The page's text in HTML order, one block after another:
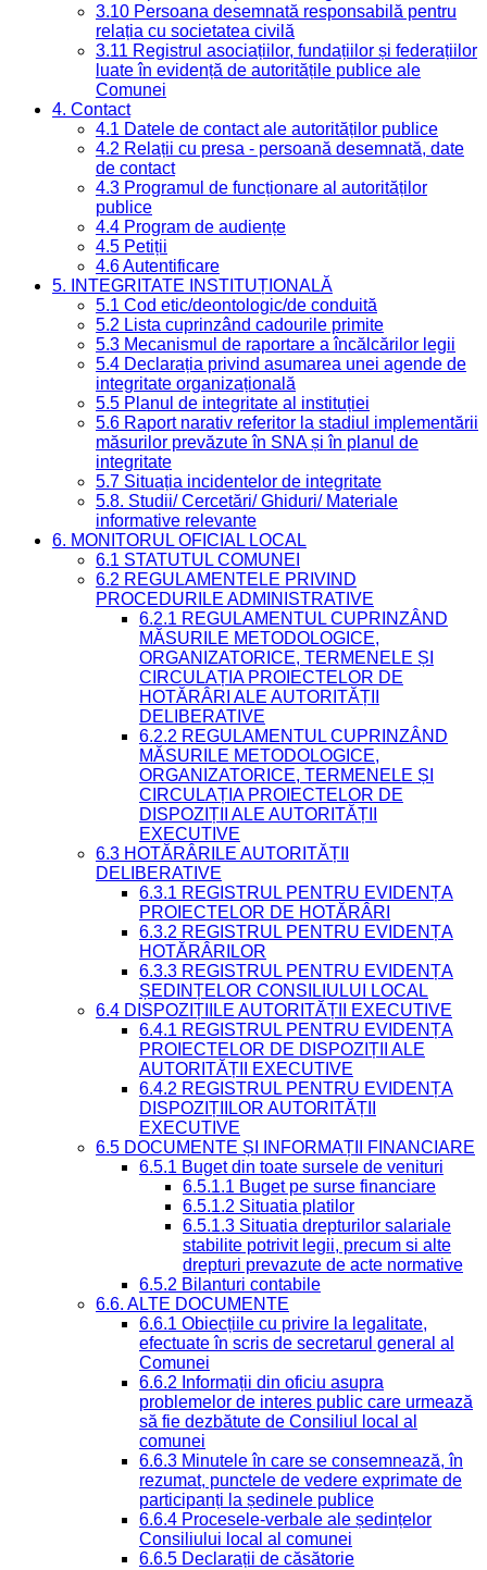
3.10 Persoana desemnată responsabilă pentru
relația cu societatea civilă
3.11 Registrul asociațiilor, fundațiilor și federațiilor
luate în evidență de autoritățile publice ale
Comunei
4. Contact
4.1 Datele de contact ale autorităților publice
4.2 Relații cu presa - persoană desemnată, date
de contact
4.3 Programul de funcționare al autorităților
publice
4.4 Program de audiențe
4.5 Petiții
4.6 Autentificare
5. INTEGRITATE INSTITUȚIONALĂ
5.1 Cod etic/deontologic/de conduită
5.2 Lista cuprinzând cadourile primite
5.3 Mecanismul de raportare a încălcărilor legii
5.4 Declarația privind asumarea unei agende de
integritate organizațională
5.5 Planul de integritate al instituției
5.6 Raport narativ referitor la stadiul implementării
măsurilor prevăzute în SNA și în planul de
integritate
5.7 Situația incidentelor de integritate
5.8. Studii/ Cercetări/ Ghiduri/ Materiale
informative relevante
6. MONITORUL OFICIAL LOCAL
6.1 STATUTUL COMUNEI
6.2 REGULAMENTELE PRIVIND
PROCEDURILE ADMINISTRATIVE
6.2.1 REGULAMENTUL CUPRINZÂND
MĂSURILE METODOLOGICE,
ORGANIZATORICE, TERMENELE ȘI
CIRCULAȚIA PROIECTELOR DE
HOTĂRÂRI ALE AUTORITĂȚII
DELIBERATIVE
6.2.2 REGULAMENTUL CUPRINZÂND
MĂSURILE METODOLOGICE,
ORGANIZATORICE, TERMENELE ȘI
CIRCULAȚIA PROIECTELOR DE
DISPOZIȚII ALE AUTORITĂȚII
EXECUTIVE
6.3 HOTĂRÂRILE AUTORITĂȚII
DELIBERATIVE
6.3.1 REGISTRUL PENTRU EVIDENȚA
PROIECTELOR DE HOTĂRÂRI
6.3.2 REGISTRUL PENTRU EVIDENȚA
HOTĂRÂRILOR
6.3.3 REGISTRUL PENTRU EVIDENȚA
ȘEDINȚELOR CONSILIULUI LOCAL
6.4 DISPOZIȚIILE AUTORITĂȚII EXECUTIVE
6.4.1 REGISTRUL PENTRU EVIDENȚA
PROIECTELOR DE DISPOZIȚII ALE
AUTORITĂȚII EXECUTIVE
6.4.2 REGISTRUL PENTRU EVIDENȚA
DISPOZIȚIILOR AUTORITĂȚII
EXECUTIVE
6.5 DOCUMENTE ȘI INFORMAȚII FINANCIARE
6.5.1 Buget din toate sursele de venituri
6.5.1.1 Buget pe surse financiare
6.5.1.2 Situatia platilor
6.5.1.3 Situatia drepturilor salariale
stabilite potrivit legii, precum si alte
drepturi prevazute de acte normative
6.5.2 Bilanturi contabile
6.6. ALTE DOCUMENTE
6.6.1 Obiecțiile cu privire la legalitate,
efectuate în scris de secretarul general al
Comunei
6.6.2 Informații din oficiu asupra
problemelor de interes public care urmează
să fie dezbătute de Consiliul local al
comunei
6.6.3 Minutele în care se consemnează, în
rezumat, punctele de vedere exprimate de
participanți la ședinele publice
6.6.4 Procesele-verbale ale ședințelor
Consiliului local al comunei
6.6.5 Declarații de căsătorie